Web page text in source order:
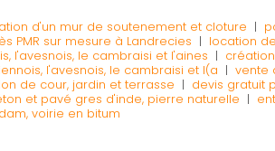
d'un mur de soutenement et cloture |
PMR sur mesure à Landrecies | location
l'avesnois, le cambraisi et l'aines |
l'avesnois, le cambraisi et l(a | vente
de cour, jardin et terrasse | devis gratuit
et pavé gres d'inde, pierre naturelle |
voirie en bitum